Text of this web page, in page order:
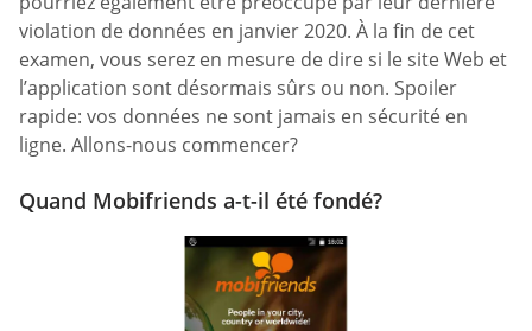
violation de données en janvier 2020. À la fin de cet
examen, vous serez en mesure de dire si le site Web et
l’application sont désormais sûrs ou non. Spoiler
rapide: vos données ne sont jamais en sécurité en
ligne. Allons-nous commencer?
Quand Mobifriends a-t-il été fondé?